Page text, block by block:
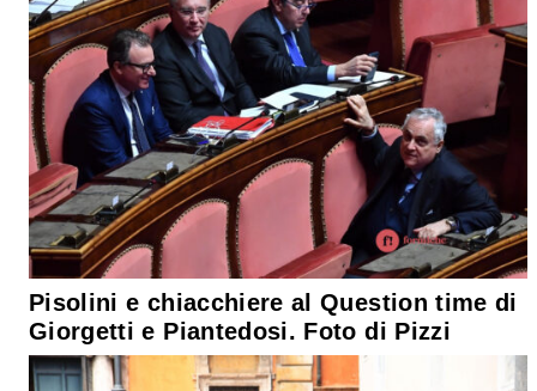
Pisolini e chiacchiere al Question time di
Giorgetti e Piantedosi. Foto di Pizzi